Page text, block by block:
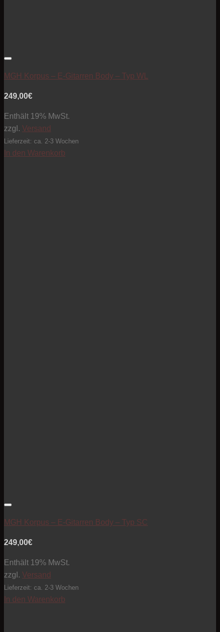
MGH Korpus – E-Gitarren Body – Typ WL
249,00€
Enthält 19% MwSt.
zzgl. Versand
Lieferzeit: ca. 2-3 Wochen
In den Warenkorb
MGH Korpus – E-Gitarren Body – Typ SC
249,00€
Enthält 19% MwSt.
zzgl. Versand
Lieferzeit: ca. 2-3 Wochen
In den Warenkorb